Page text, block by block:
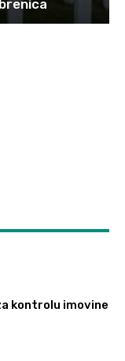
kontrolu imovine